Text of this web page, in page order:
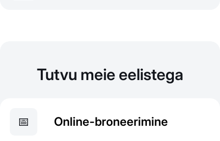
Tutvu meie eelistega
📅 Online-broneerimine